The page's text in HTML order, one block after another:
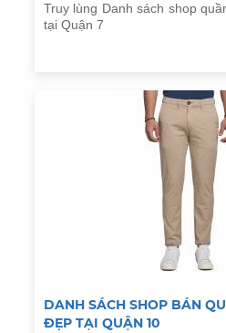
Truy lùng Danh sách shop
tại Quận 7
DANH SÁCH SHOP BÁN
ĐẸP TẠI QUẬN 10